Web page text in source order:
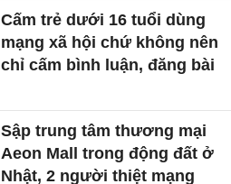
Cấm trẻ dưới 16 tuổi dùng
mạng xã hội chứ không nên
chỉ cấm bình luận, đăng bài
Sập trung tâm thương mại
Aeon Mall trong động đất ở
Nhật, 2 người thiệt mạng